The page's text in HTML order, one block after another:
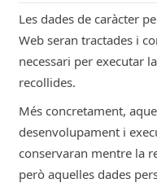
de l’usuari.
Correu
Per dur
dels
el
Les dades de caràcter
Web seran tractades i
necessari per executar
recollides.
Més concretament,
desenvolupament i
conservaran mentre la
però aquelles dades